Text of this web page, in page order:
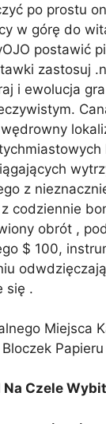
po prostu
w górę do
postawić
zastosuj
i ewolucja
z
codziennie
obrót ,
$ 100,
się .
Miejsca
Czele